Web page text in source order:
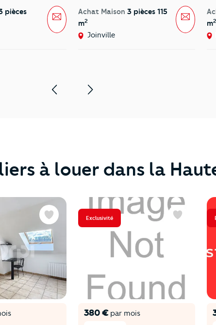
pièces
MessageAchat Maison 3 pièces 115
m2
Joinville
Message
m2
à louer dans la
Favoris Exclusivité
380 €par mois
Favoris